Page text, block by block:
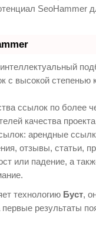
SeoHammer
с высокой степенью
ссылок по более
качества
арендные
отзывы, статьи,
или падение, а
технологию Буст,
результаты